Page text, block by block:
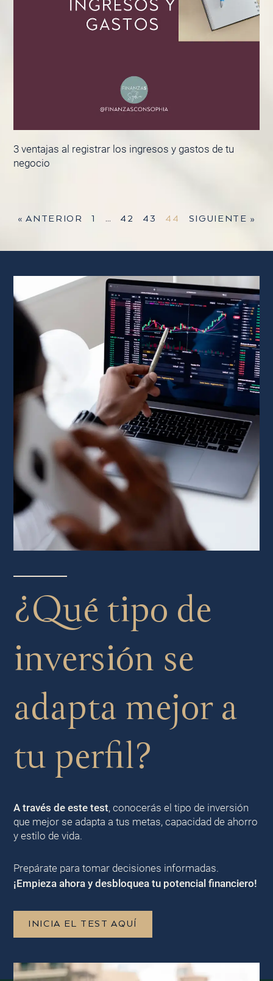
3 ventajas al registrar los ingresos y gastos de tu
negocio
« ANTERIOR 1 … 42 43 44 SIGUIENTE »
¿Qué tipo de
inversión se
adapta mejor a
tu perfil?
A través de este test, conocerás el tipo de inversión
que mejor se adapta a tus metas, capacidad de ahorro
y estilo de vida.
Prepárate para tomar decisiones informadas.
¡Empieza ahora y desbloquea tu potencial financiero!
INICIA EL TEST AQUÍ